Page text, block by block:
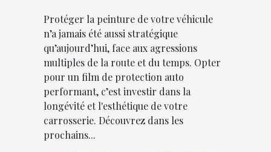
Protéger la peinture de votre véhicule
n’a jamais été aussi stratégique
qu’aujourd’hui, face aux agressions
multiples de la route et du temps. Opter
pour un film de protection auto
performant, c’est investir dans la
longévité et l'esthétique de votre
carrosserie. Découvrez dans les
prochains...